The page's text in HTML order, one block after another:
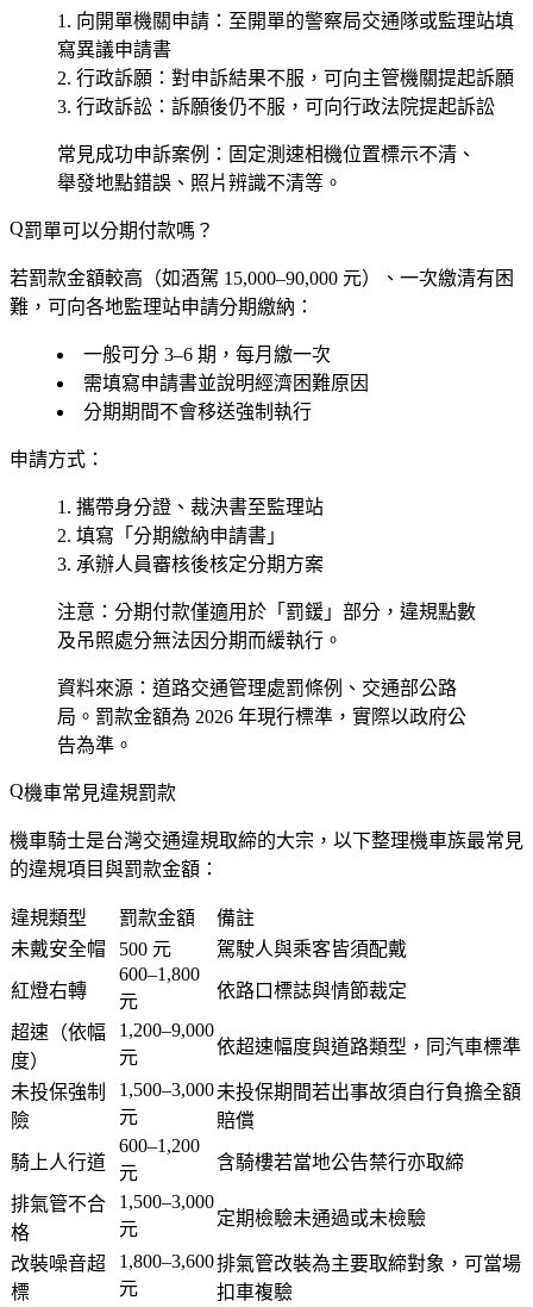
向開單機關申請 ：至開單的警察局交通隊或監理站填
寫異議申請書
行政訴願 ：對申訴結果不服，可向主管機關提起訴願
行政訴訟 ：訴願後仍不服，可向行政法院提起訴訟
常見成功申訴案例：固定測速相機位置標示不清、
舉發地點錯誤、照片辨識不清等。
罰單可以分期付款嗎？
若罰款金額較高（如酒駕 15,000–90,000 元）、一次繳清有困
難，可向各地監理站申請分期繳納：
一般可分 3–6 期 ，每月繳一次
需填寫申請書並說明經濟困難原因
分期期間不會移送強制執行
申請方式：
攜帶身分證、裁決書至監理站
填寫「分期繳納申請書」
承辦人員審核後核定分期方案
注意：分期付款僅適用於「罰鍰」部分，違規點數
及吊照處分無法因分期而緩執行。
資料來源：道路交通管理處罰條例、交通部公路
局。罰款金額為 2026 年現行標準，實際以政府公
告為準。
機車常見違規罰款
機車騎士是台灣交通違規取締的大宗，以下整理機車族最常見
的違規項目與罰款金額：
違規類型 罰款金額
備註
未戴安全帽
500 元 駕駛人與乘客皆須配戴
紅燈右轉
600–1,800
元
依路口標誌與情節裁定
超速（依幅
度）
1,200–9,000
元
依超速幅度與道路類型，同汽車標準
未投保強制
險
1,500–3,000
元
未投保期間若出事故須自行負擔全額
賠償
騎上人行道
600–1,200
元
含騎樓若當地公告禁行亦取締
排氣管不合
格
1,500–3,000
元
定期檢驗未通過或未檢驗
改裝噪音超
標
1,800–3,600
元
排氣管改裝為主要取締對象，可當場
扣車複驗